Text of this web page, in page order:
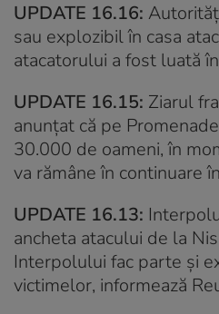
UPDATE 16.16:
sau explozibil în casa
atacatorului a fost luată
UPDATE 16.15: Ziarul
anunțat că pe
30.000 de oameni, în
va rămâne în continuare
UPDATE 16.13:
ancheta atacului de la
Interpolului fac parte și
victimelor, informează